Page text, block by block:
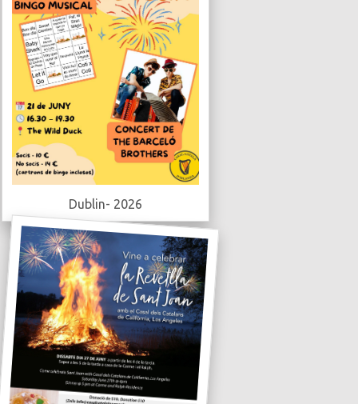
Dublin- 2026